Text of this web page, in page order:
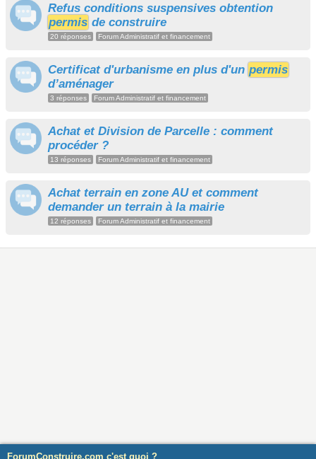
Refus conditions suspensives obtention
permis de construire
20 réponses Forum Administratif et financement
Certificat d'urbanisme en plus d'un permis
d’aménager
3 réponses Forum Administratif et financement
Achat et Division de Parcelle : comment
procéder ?
13 réponses Forum Administratif et financement
Achat terrain en zone AU et comment
demander un terrain à la mairie
12 réponses Forum Administratif et financement
ForumConstruire.com c'est quoi ?